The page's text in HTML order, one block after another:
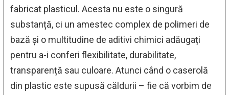
fabricat plasticul. Acesta nu este o singură
substanță, ci un amestec complex de polimeri de
bază și o multitudine de aditivi chimici adăugați
pentru a-i conferi flexibilitate, durabilitate,
transparență sau culoare. Atunci când o caserolă
din plastic este supusă căldurii – fie că vorbim de